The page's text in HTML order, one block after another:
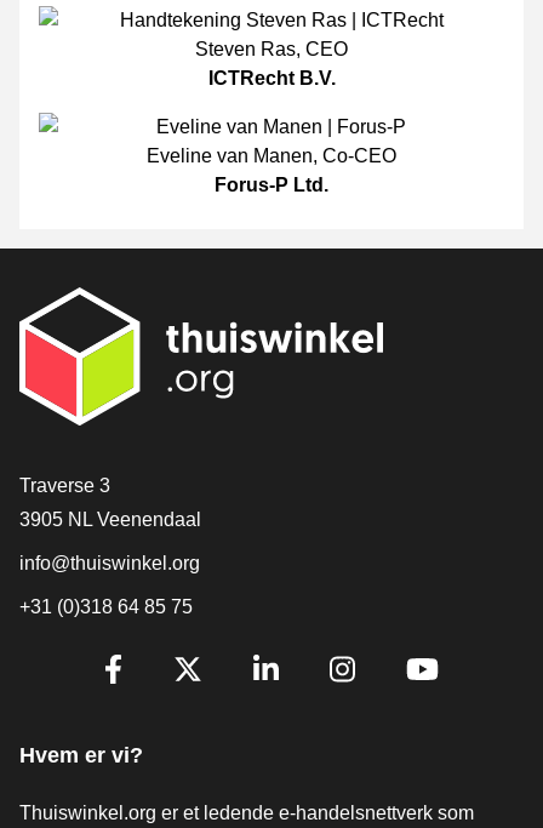
Steven Ras, CEO
ICTRecht B.V.
Eveline van Manen, Co-CEO
Forus-P Ltd.
[_General:Contact]
Traverse 3
3905 NL Veenendaal
info@thuiswinkel.org
+31 (0)318 64 85 75
[_General:SocialMediaTitle]
Hvem er vi?
Thuiswinkel.org er et ledende e-handelsnettverk som